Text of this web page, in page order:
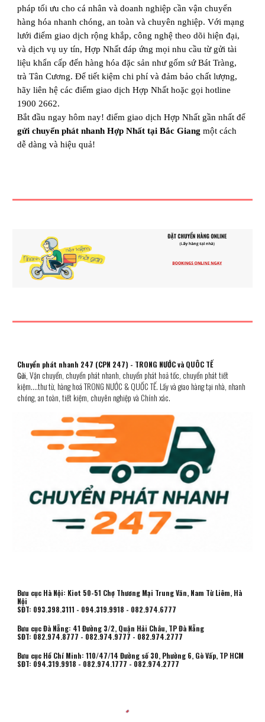
pháp tối ưu cho cá nhân và doanh nghiệp cần vận chuyển
hàng hóa nhanh chóng, an toàn và chuyên nghiệp. Với mạng
lưới điểm giao dịch rộng khắp, công nghệ theo dõi hiện đại,
và dịch vụ uy tín, Hợp Nhất đáp ứng mọi nhu cầu từ gửi tài
liệu khẩn cấp đến hàng hóa đặc sản như gốm sứ Bát Tràng,
trà Tân Cương. Để tiết kiệm chi phí và đảm bảo chất lượng,
hãy liên hệ các điểm giao dịch Hợp Nhất hoặc gọi hotline
1900 2662.
Bắt đầu ngay hôm nay! điểm giao dịch Hợp Nhất gần nhất để
gửi chuyển phát nhanh Hợp Nhất tại Bắc Giang một cách
dễ dàng và hiệu quả!
Chuyển phát nhanh 247 (CPN 247) - TRONG NƯỚC và QUÔC TẾ
Gửi,Vận chuyển, chuyển phát nhanh, chuyển phát hoả tốc, chuyển phát tiết
kiệm....thư từ, hàng hoá TRONG NƯỚC & QUỐC TẾ. Lấy và giao hàng tại nhà, nhanh
chóng, an toàn, tiết kiệm, chuyên nghiệp và Chính xác.
Bưu cục Hà Nội: Kiot 50-51 Chợ Thương Mại Trung Văn, Nam Từ Liêm, Hà
Nội
SĐT: 093.398.3111 - 094.319.9918 - 082.974.6777
Bưu cục Đà Nẵng: 41 Đường 3/2, Quận Hải Châu, TP Đà Nẵng
SĐT: 082.974.8777 - 082.974.9777 - 082.974.2777
Bưu cục Hồ Chí Minh:110/47/14 Đường số 30, Phường 6, Gò Vấp, TP HCM
SĐT: 094.319.9918 - 082.974.1777 - 082.974.2777